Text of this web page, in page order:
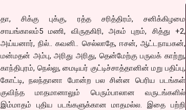
தா, சிக்கு புக்கு, ரத்த சரித்திரம், சனிக்கிழமை
சாயங்காலம்5 மணி, விருதகிரி, அகம் புறம், சித்து +2,
அய்யனார், நில்.. கவனி.. செல்லாதே, ஈசன், ஆட்டநாயகன்,
மன்மதன் அம்பு, அரிது அரிது, தென்மேற்கு பருவக் காற்று,
காந்திபுரம், நெல்லு, மைடியர் குட்டிச்சாத்தானின் மறு பதிப்பு,
கோட்டி, நலந்தானா போன்ற பல சின்ன பெரிய படங்கள்
குவிந்த மாதமானாலும் பெரும்பாலான வருடங்களில்
இம்மாதம் புதிய படங்களுக்கான மாதமல்ல. இதை பற்றி